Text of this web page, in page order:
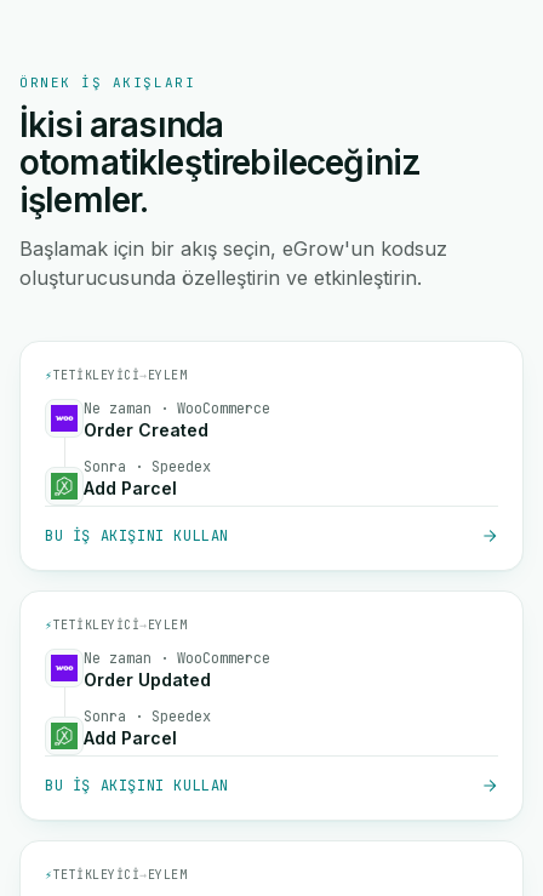
ÖRNEK IŞ AKIŞLARI
İkisi arasında
otomatikleştirebileceğiniz
işlemler.
Başlamak için bir akış seçin, eGrow'un kodsuz
oluşturucusunda özelleştirin ve etkinleştirin.
⚡TETIKLEYICI→EYLEM
Ne zaman · WooCommerce
Order Created
Sonra · Speedex
Add Parcel
BU IŞ AKIŞINI KULLAN
⚡TETIKLEYICI→EYLEM
Ne zaman · WooCommerce
Order Updated
Sonra · Speedex
Add Parcel
BU IŞ AKIŞINI KULLAN
⚡TETIKLEYICI→EYLEM